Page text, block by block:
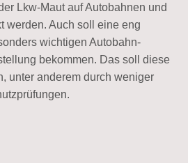
Lkw-Maut auf Autobahnen und
werden. Auch soll eine eng
wichtigen Autobahn-
bekommen. Das soll diese
unter anderem durch weniger